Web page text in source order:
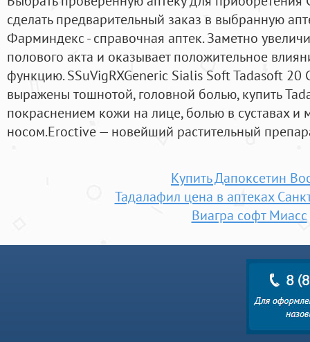
сделать предварительный заказ в выбранную
Фарминдекс - справочная аптек. Заметно
полового акта и оказывает положительное
функцию. SSuVigRXGeneric Sialis Soft Tadasoft 20
выражены тошнотой, головной болью, купить
покраснением кожи на лице, болью в суставах
носом.Eroctive — новейший растительный
Купить Дапоксетин
Тадалафил цена в аптеках
Виагра софт Миасс